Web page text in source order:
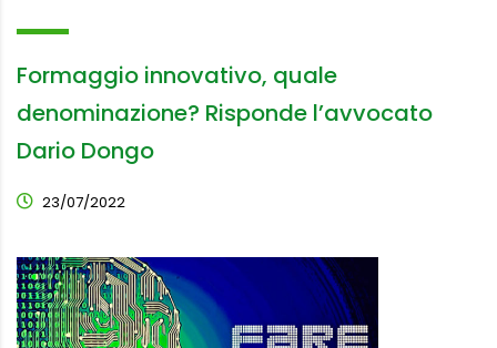
Formaggio innovativo, quale
denominazione? Risponde l’avvocato
Dario Dongo
23/07/2022